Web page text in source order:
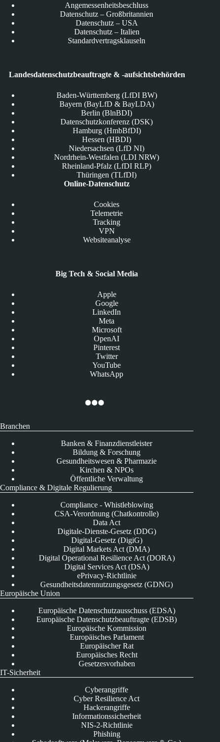
Angemessenheitsbeschluss
Datenschutz – Großbritannien
Datenschutz – USA
Datenschutz – Italien
Standardvertragsklauseln
Landesdatenschutzbeauftragte & -aufsichtsbehörden
Baden-Württemberg (LfDI BW)
Bayern (BayLfD & BayLDA)
Berlin (BlnBDI)
Datenschutzkonferenz (DSK)
Hamburg (HmbBfDI)
Hessen (HBDI)
Niedersachsen (LfD NI)
Nordrhein-Westfalen (LDI NRW)
Rheinland-Pfalz (LfDI RLP)
Thüringen (TLfDI)
Online-Datenschutz
Cookies
Telemetrie
Tracking
VPN
Websiteanalyse
Big Tech & Social Media
Apple
Google
LinkedIn
Meta
Microsoft
OpenAI
Pinterest
Twitter
YouTube
WhatsApp
Branchen
Banken & Finanzdienstleister
Bildung & Forschung
Gesundheitswesen & Pharmazie
Kirchen & NPOs
Öffentliche Verwaltung
Compliance & Digitale Regulierung
Compliance - Whistleblowing
CSA-Verordnung (Chatkontrolle)
Data Act
Digitale-Dienste-Gesetz (DDG)
Digital-Gesetz (DigiG)
Digital Markets Act (DMA)
Digital Operational Resilience Act (DORA)
Digital Services Act (DSA)
ePrivacy-Richtlinie
Gesundheitsdatennutzungsgesetz (GDNG)
Europäische Union
Europäische Datenschutzausschuss (EDSA)
Europäische Datenschutzbeauftragte (EDSB)
Europäische Kommission
Europäisches Parlament
Europäischer Rat
Europäisches Recht
Gesetzesvorhaben
IT-Sicherheit
Cyberangriffe
Cyber Resilience Act
Hackerangriffe
Informationssicherheit
NIS-2-Richtlinie
Phishing